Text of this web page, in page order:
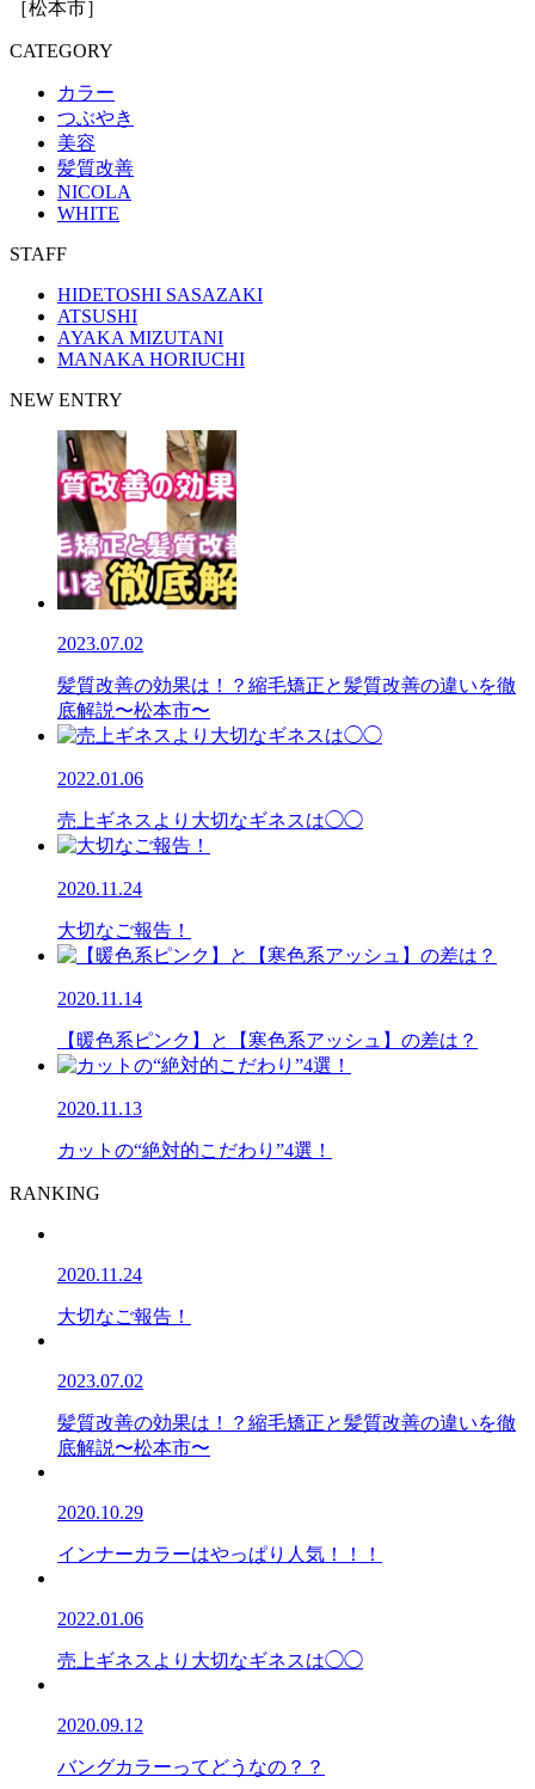
［松本市］
CATEGORY
カラー
つぶやき
美容
髪質改善
NICOLA
WHITE
STAFF
HIDETOSHI SASAZAKI
ATSUSHI
AYAKA MIZUTANI
MANAKA HORIUCHI
NEW ENTRY
2023.07.02
髪質改善の効果は！？縮毛矯正と髪質改善の違いを徹
底解説〜松本市〜
2022.01.06
売上ギネスより大切なギネスは◯◯
2020.11.24
大切なご報告！
2020.11.14
【暖色系ピンク】と【寒色系アッシュ】の差は？
2020.11.13
カットの“絶対的こだわり”4選！
RANKING
2020.11.24
大切なご報告！
2023.07.02
髪質改善の効果は！？縮毛矯正と髪質改善の違いを徹
底解説〜松本市〜
2020.10.29
インナーカラーはやっぱり人気！！！
2022.01.06
売上ギネスより大切なギネスは◯◯
2020.09.12
バングカラーってどうなの？？